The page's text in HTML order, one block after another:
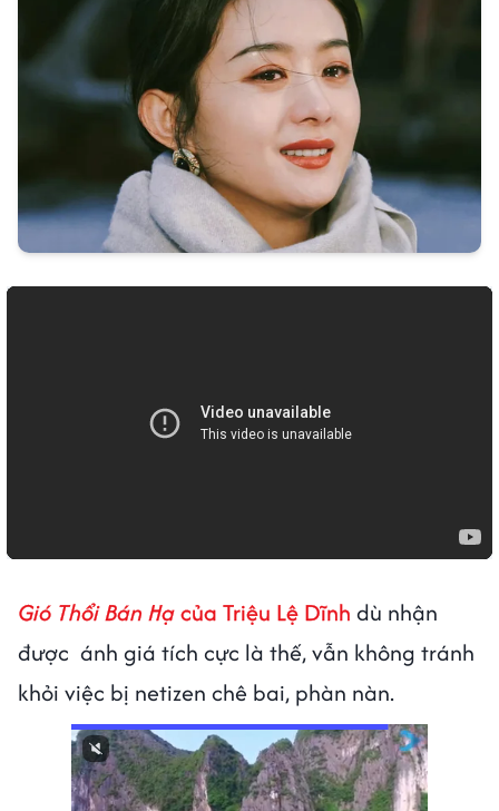
Gió Thổi Bán Hạcủa Triệu Lệ Dĩnh dù nhận
được ánh giá tích cực là thế, vẫn không tránh
khỏi việc bị netizen chê bai, phàn nàn.